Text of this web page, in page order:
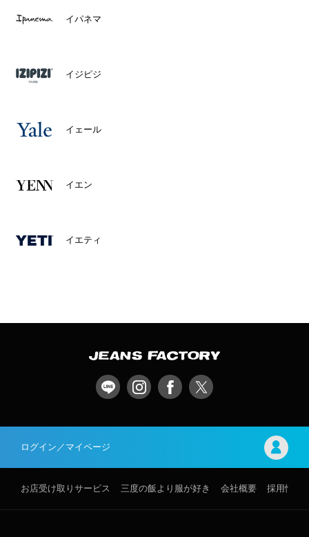
イパネマ
イジピジ
イェール
イエン
イエティ
ログイン／マイページ
お店受け取りサービス 三度の飯より服が好き 会社概要 採用情報